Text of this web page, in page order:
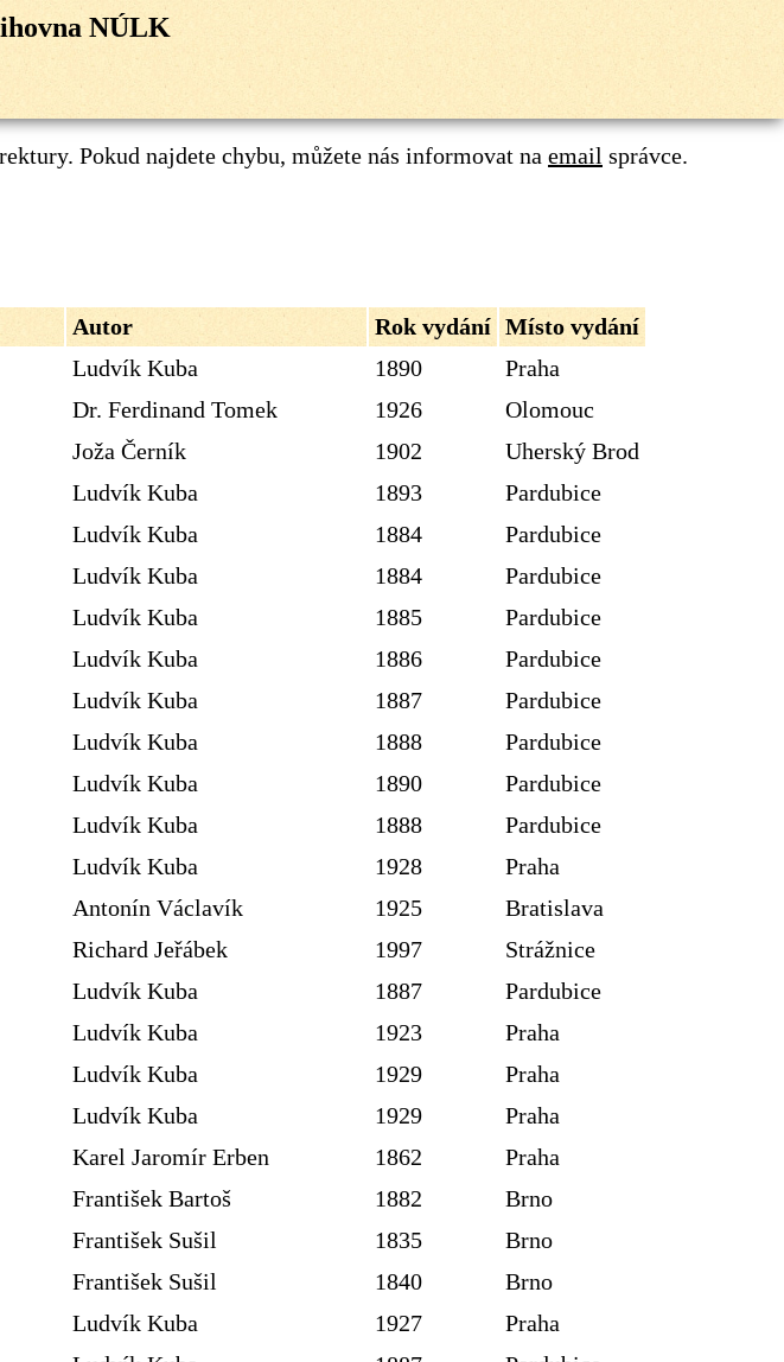
NÚLK
Pokud najdete chybu, můžete nás informovat na email správce.
Autor Rok vydání Místo vydání
Ludvík Kuba 1890
Praha
Dr. Ferdinand Tomek 1926
Olomouc
Joža Černík 1902
Uherský Brod
Ludvík Kuba 1893
Pardubice
Ludvík Kuba 1884
Pardubice
Ludvík Kuba 1884
Pardubice
Ludvík Kuba 1885
Pardubice
Ludvík Kuba 1886
Pardubice
Ludvík Kuba 1887
Pardubice
Ludvík Kuba 1888
Pardubice
Ludvík Kuba 1890
Pardubice
Ludvík Kuba 1888
Pardubice
Ludvík Kuba 1928
Praha
Antonín Václavík 1925
Bratislava
Richard Jeřábek 1997
Strážnice
Ludvík Kuba 1887
Pardubice
Ludvík Kuba 1923
Praha
Ludvík Kuba 1929
Praha
Ludvík Kuba 1929
Praha
Karel Jaromír Erben 1862
Praha
František Bartoš 1882
Brno
František Sušil 1835
Brno
František Sušil 1840
Brno
Ludvík Kuba 1927
Praha